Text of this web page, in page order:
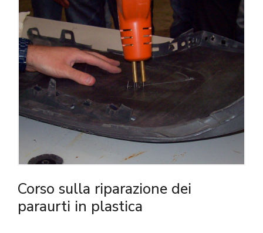
Corso sulla riparazione dei
paraurti in plastica